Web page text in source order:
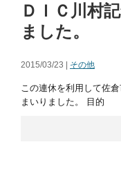
ＤＩＣ川村
ました。
2015/03/23 | その他
この連休を利用して佐
まいりました。 目的